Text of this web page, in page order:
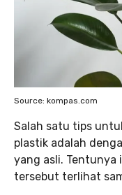
Source: kompas.com
Salah satu tips
plastik adalah
yang asli. Tentunya
tersebut terlihat